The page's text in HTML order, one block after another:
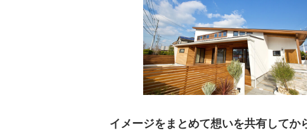
イメージをまとめて想いを共有してか